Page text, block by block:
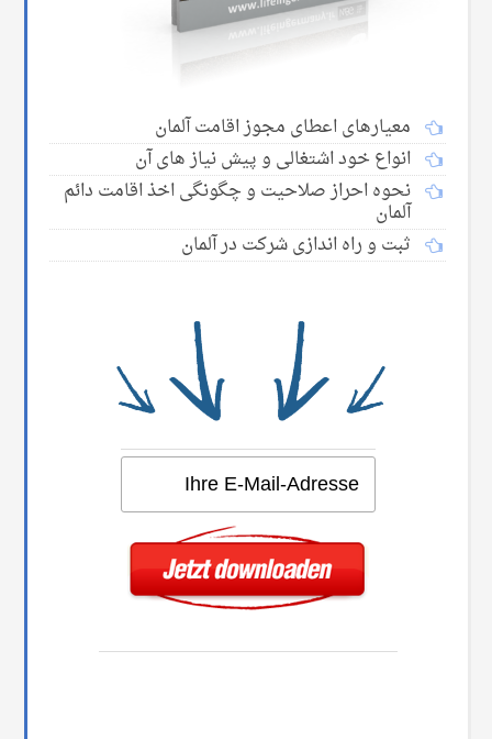
معیارهای اعطای مجوز اقامت آلمان
انواع خود اشتغالی و پیش نیاز های آن
نحوه احراز صلاحیت و چگونگی اخذ اقامت دائم
آلمان
ثبت و راه اندازی شرکت در آلمان